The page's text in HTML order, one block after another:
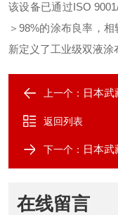
该设备已通过ISO
＞98%的涂布良率，
新定义了工业级双液涂
上一个： 日本武
返回列表
下一个： 日本
在线留言